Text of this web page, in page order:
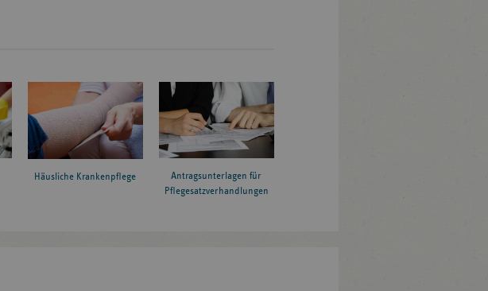
Häusliche Krankenpflege
Antragsunterlagen für
Pflegesatzverhandlungen